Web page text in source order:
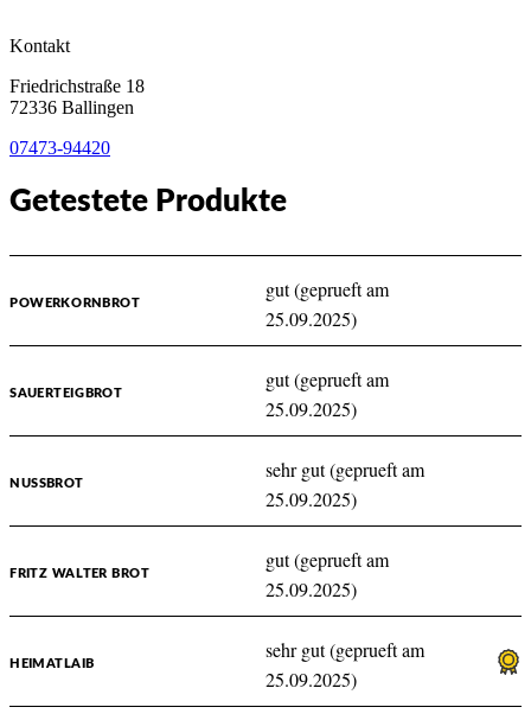
Kontakt
Friedrichstraße 18
72336 Ballingen
07473-94420
Getestete Produkte
POWERKORNBROT
gut (geprueft am
25.09.2025)
SAUERTEIGBROT
gut (geprueft am
25.09.2025)
NUSSBROT
sehr gut (geprueft am
25.09.2025)
FRITZ WALTER BROT
gut (geprueft am
25.09.2025)
HEIMATLAIB
sehr gut (geprueft am
25.09.2025)